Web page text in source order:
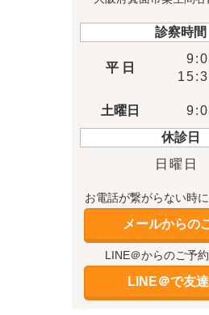
診察時間
平 日
土曜日
休診日
日曜日
お電話が繋がらない時
メールからの
LINE＠からのご予
LINE＠で友